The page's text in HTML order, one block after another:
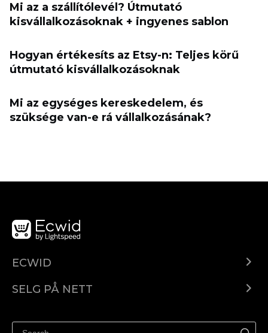
Mi az a szállítólevél? Útmutató
kisvállalkozásoknak + ingyenes sablon
Hogyan értékesíts az Etsy-n: Teljes körű
útmutató kisvállalkozásoknak
Mi az egységes kereskedelem, és
szüksége van-e rá vállalkozásának?
ECWID
Pris
SELG PÅ NETT
Selg på Facebook